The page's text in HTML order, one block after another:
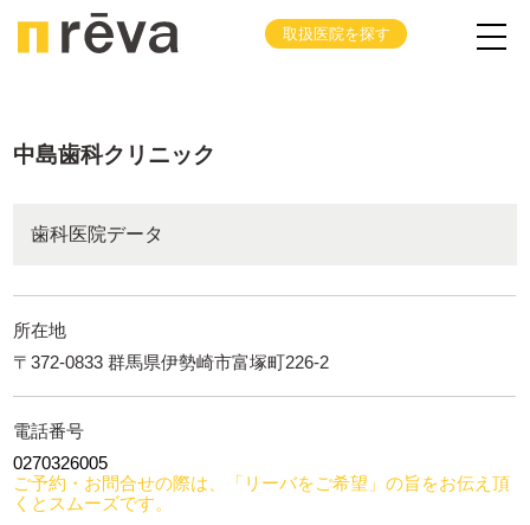
取扱医院を探す
中島歯科クリニック
歯科医院データ
所在地
〒372-0833 群馬県伊勢崎市富塚町226-2
電話番号
0270326005
ご予約・お問合せの際は、「リーバをご希望」の旨をお伝え頂
くとスムーズです。